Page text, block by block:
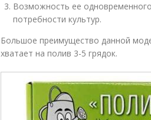
Возможность ее
потребности культур.
Большое преимущество данной
хватает на полив 3-5 грядок.